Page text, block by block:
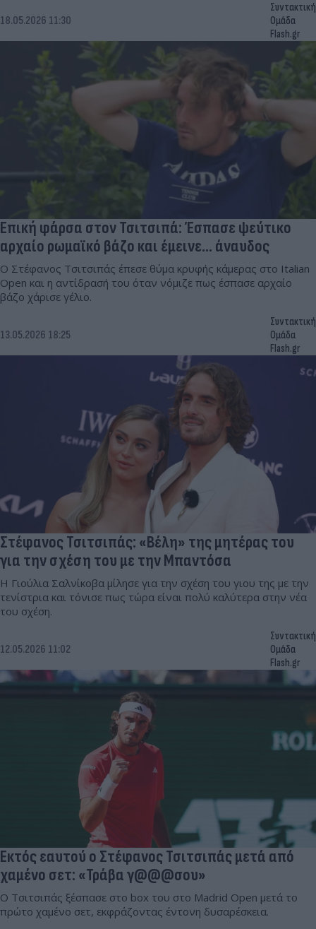
18.05.2026 11:30
Συντακτική
Ομάδα
Flash.gr
Επική φάρσα στον Τσιτσιπά: Έσπασε ψεύτικο
αρχαίο ρωμαϊκό βάζο και έμεινε... άναυδος
Ο Στέφανος Τσιτσιπάς έπεσε θύμα κρυφής κάμερας στο Italian
Open και η αντίδρασή του όταν νόμιζε πως έσπασε αρχαίο
βάζο χάρισε γέλιο.
13.05.2026 18:25
Συντακτική
Ομάδα
Flash.gr
Στέφανος Τσιτσιπάς: «Βέλη» της μητέρας του
για την σχέση του με την Μπαντόσα
Η Γιούλια Σαλνίκοβα μίλησε για την σχέση του γιου της με την
τενίστρια και τόνισε πως τώρα είναι πολύ καλύτερα στην νέα
του σχέση.
12.05.2026 11:02
Συντακτική
Ομάδα
Flash.gr
Εκτός εαυτού ο Στέφανος Τσιτσιπάς μετά από
χαμένο σετ: «Τράβα γ@@@σου»
Ο Τσιτσιπάς ξέσπασε στο box του στο Madrid Open μετά το
πρώτο χαμένο σετ, εκφράζοντας έντονη δυσαρέσκεια.